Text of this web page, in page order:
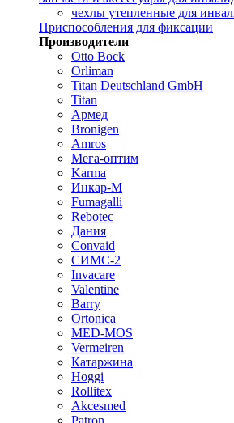
чехлы утепленные для
Приспособления для фиксации
Производители
Otto Bock
Orliman
Titan Deutschland GmbH
Titan
Армед
Bronigen
Amros
Мега-оптим
Karma
Инкар-М
Fumagalli
Rebotec
Дания
Convaid
СИМС-2
Invacare
Valentine
Barry
Ortonica
MED-MOS
Vermeiren
Катаржина
Hoggi
Rollitex
Akcesmed
Patron